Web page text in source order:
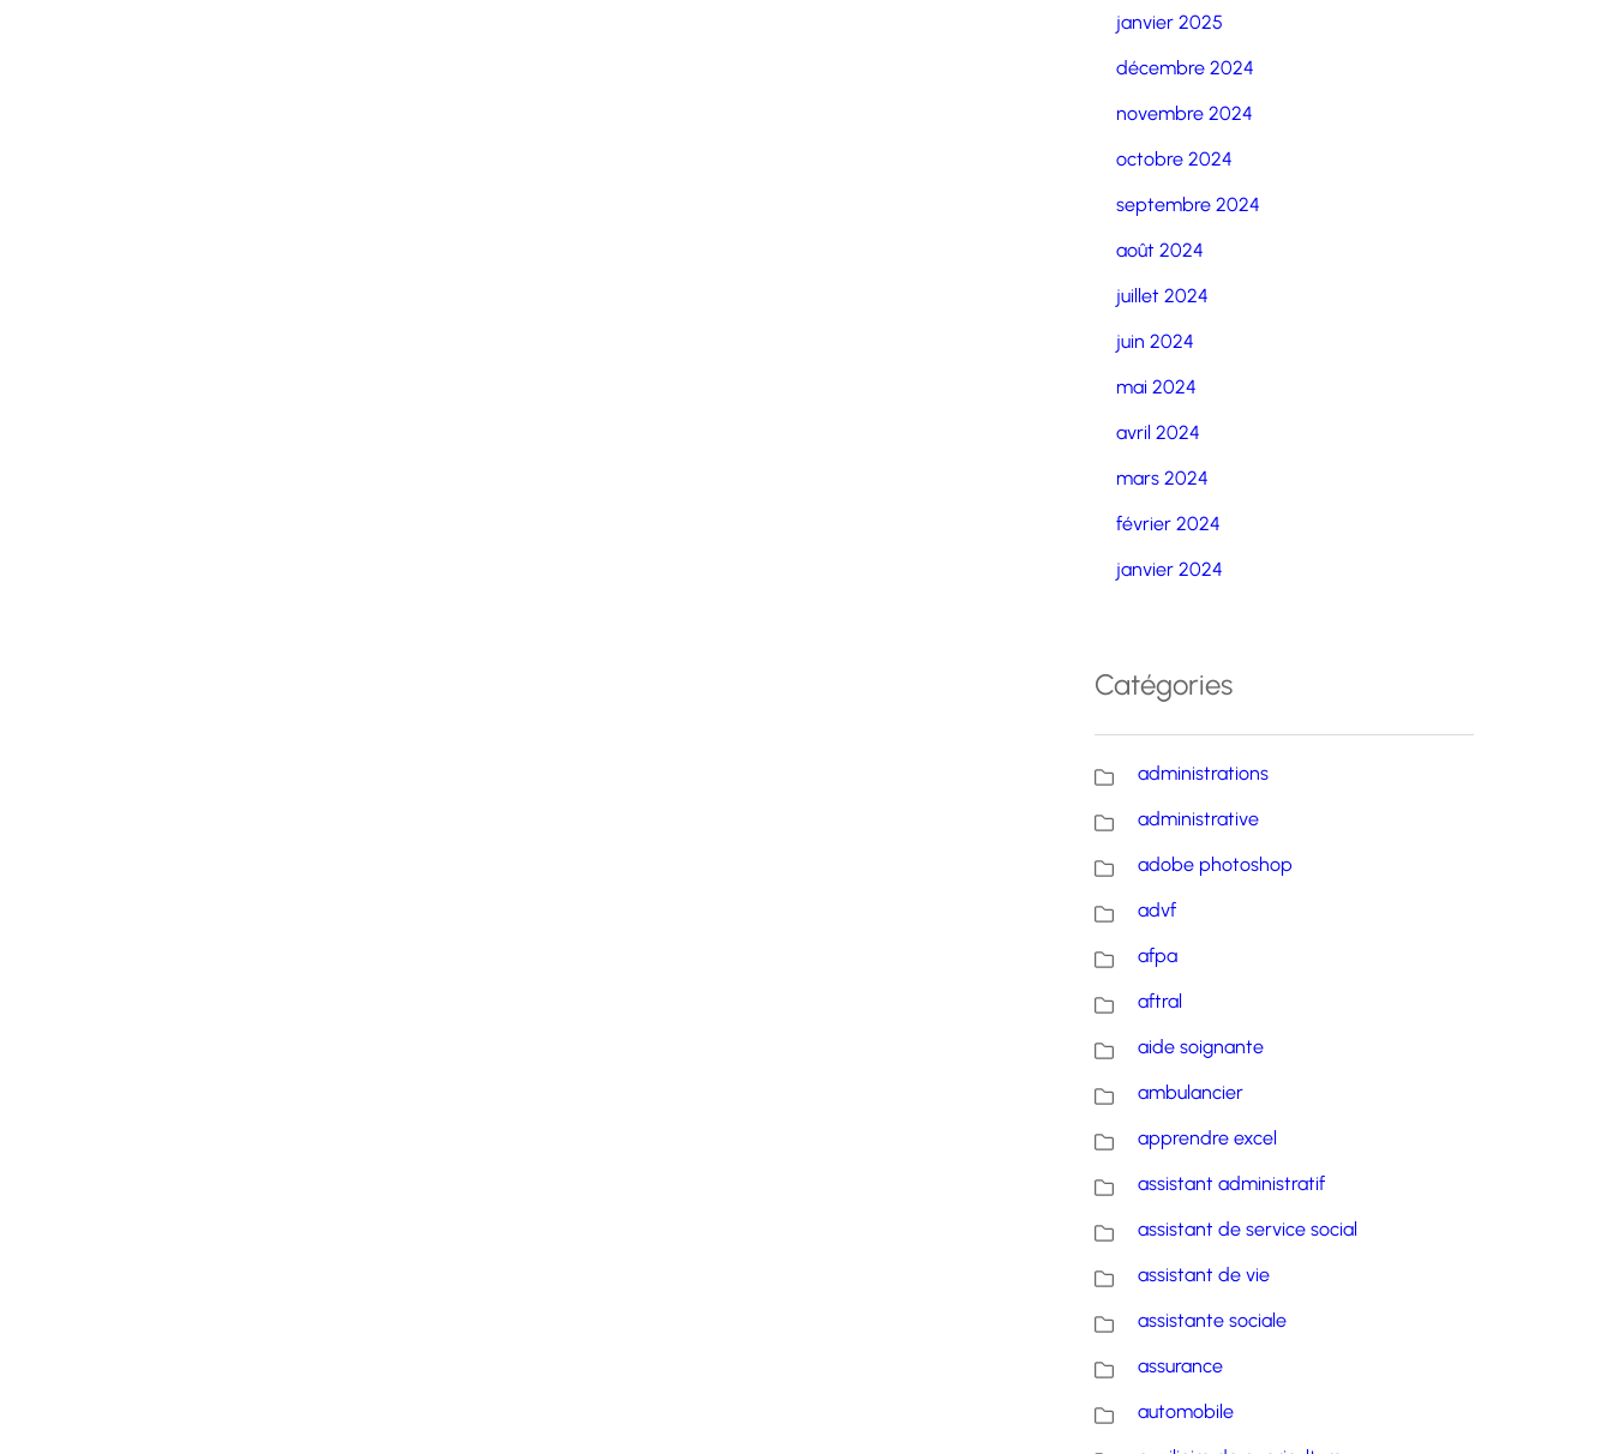
janvier 2025
décembre 2024
novembre 2024
octobre 2024
septembre 2024
août 2024
juillet 2024
juin 2024
mai 2024
avril 2024
mars 2024
février 2024
janvier 2024
Catégories
administrations
administrative
adobe photoshop
advf
afpa
aftral
aide soignante
ambulancier
apprendre excel
assistant administratif
assistant de service social
assistant de vie
assistante sociale
assurance
automobile